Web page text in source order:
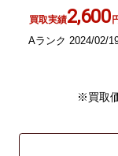
ブラック
買取実績2,600
Aランク 2024/02/
※買取